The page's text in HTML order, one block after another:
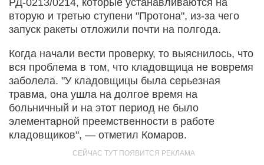
вторую и третью ступени "Протона", из-за чего
запуск ракеты отложили почти на полгода.
Когда начали вести проверку, то выяснилось, что
вся проблема в том, что кладовщица не вовремя
заболела. "У кладовщицы была серьезная
травма, она ушла на долгое время на
больничный и на этот период не было
элементарной преемственности в работе
кладовщиков", — отметил Комаров.